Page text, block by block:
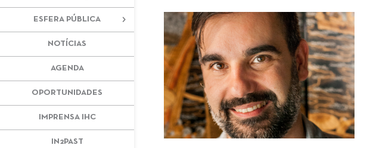
ESFERA PÚBLICA
NOTÍCIAS
AGENDA
OPORTUNIDADES
IMPRENSA IHC
IN2PAST